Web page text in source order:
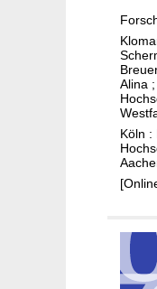
g
i
o
n
s
s
i
o
n
e
l
l
e
i
s
Alina ;
Köln :